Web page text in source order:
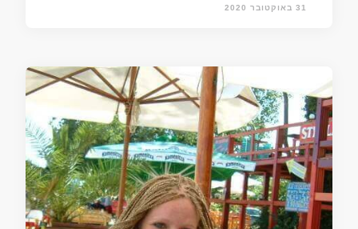
31 באוקטובר 2020